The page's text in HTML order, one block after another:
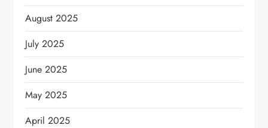
August 2025
July 2025
June 2025
May 2025
April 2025